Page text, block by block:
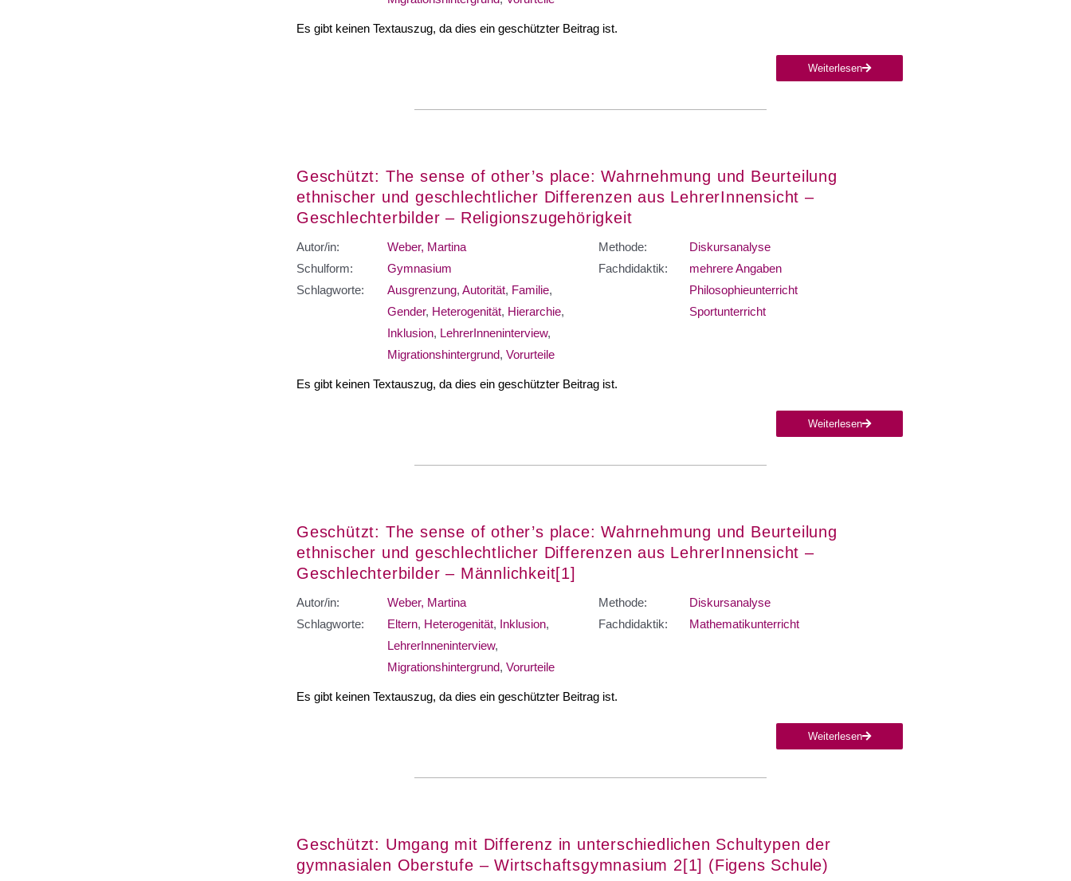
Es gibt keinen Textauszug, da dies ein geschützter Beitrag ist.
Weiterlesen
Geschützt: The sense of other’s place: Wahrnehmung und Beurteilung
ethnischer und geschlechtlicher Differenzen aus LehrerInnensicht –
Geschlechterbilder – Religionszugehörigkeit
Autor/in:
Weber, Martina
Schulform:
Gymnasium
Schlagworte:
Ausgrenzung, Autorität, Familie,
Gender, Heterogenität, Hierarchie,
Inklusion, LehrerInneninterview,
Migrationshintergrund, Vorurteile
Methode:
Diskursanalyse
Fachdidaktik:
mehrere Angaben
Philosophieunterricht
Sportunterricht
Es gibt keinen Textauszug, da dies ein geschützter Beitrag ist.
Weiterlesen
Geschützt: The sense of other’s place: Wahrnehmung und Beurteilung
ethnischer und geschlechtlicher Differenzen aus LehrerInnensicht –
Geschlechterbilder – Männlichkeit[1]
Autor/in:
Weber, Martina
Schlagworte:
Eltern, Heterogenität, Inklusion,
LehrerInneninterview,
Migrationshintergrund, Vorurteile
Methode:
Diskursanalyse
Fachdidaktik:
Mathematikunterricht
Es gibt keinen Textauszug, da dies ein geschützter Beitrag ist.
Weiterlesen
Geschützt: Umgang mit Differenz in unterschiedlichen Schultypen der
gymnasialen Oberstufe – Wirtschaftsgymnasium 2[1] (Figens Schule)